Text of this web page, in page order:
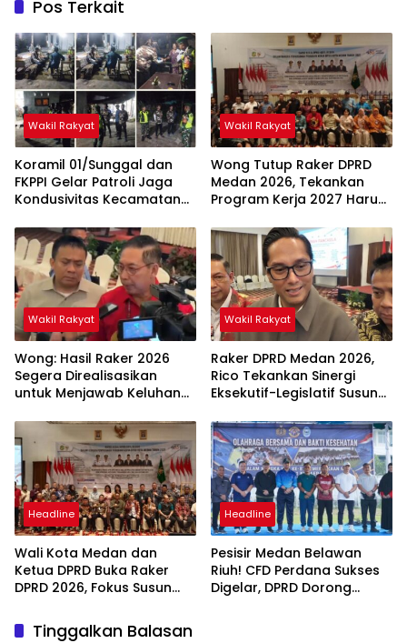
Pos Terkait
Wakil Rakyat
Koramil 01/Sunggal dan
FKPPI Gelar Patroli Jaga
Kondusivitas Kecamatan
Wakil Rakyat
Wong Tutup Raker DPRD
Medan 2026, Tekankan
Program Kerja 2027 Harus
Masyarakat
Wakil Rakyat
Wong: Hasil Raker 2026
Segera Direalisasikan
untuk Menjawab Keluhan
Wakil Rakyat
Raker DPRD Medan 2026,
Rico Tekankan Sinergi
Eksekutif-Legislatif Susun
Headline
Wali Kota Medan dan
Ketua DPRD Buka Raker
DPRD 2026, Fokus Susun
Berbasis Digitalisasi dan
Headline
Pesisir Medan Belawan
Riuh! CFD Perdana Sukses
Digelar, DPRD Dorong
Tinggalkan Balasan